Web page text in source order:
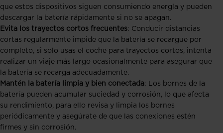
que estos dispositivos siguen consumiendo energía y pueden
descargar la batería rápidamente si no se apagan.
Evita los trayectos cortos frecuentes: Conducir distancias
cortas regularmente impide que la batería se recargue por
completo, si solo usas el coche para trayectos cortos, intenta
realizar un viaje más largo ocasionalmente para asegurar que
la batería se recarga adecuadamente.
Mantén la batería limpia y bien conectada: Los bornes de la
batería pueden acumular suciedad y corrosión, lo que afecta
su rendimiento, para ello revisa y limpia los bornes
periódicamente y asegúrate de que las conexiones estén
firmes y sin corrosión.